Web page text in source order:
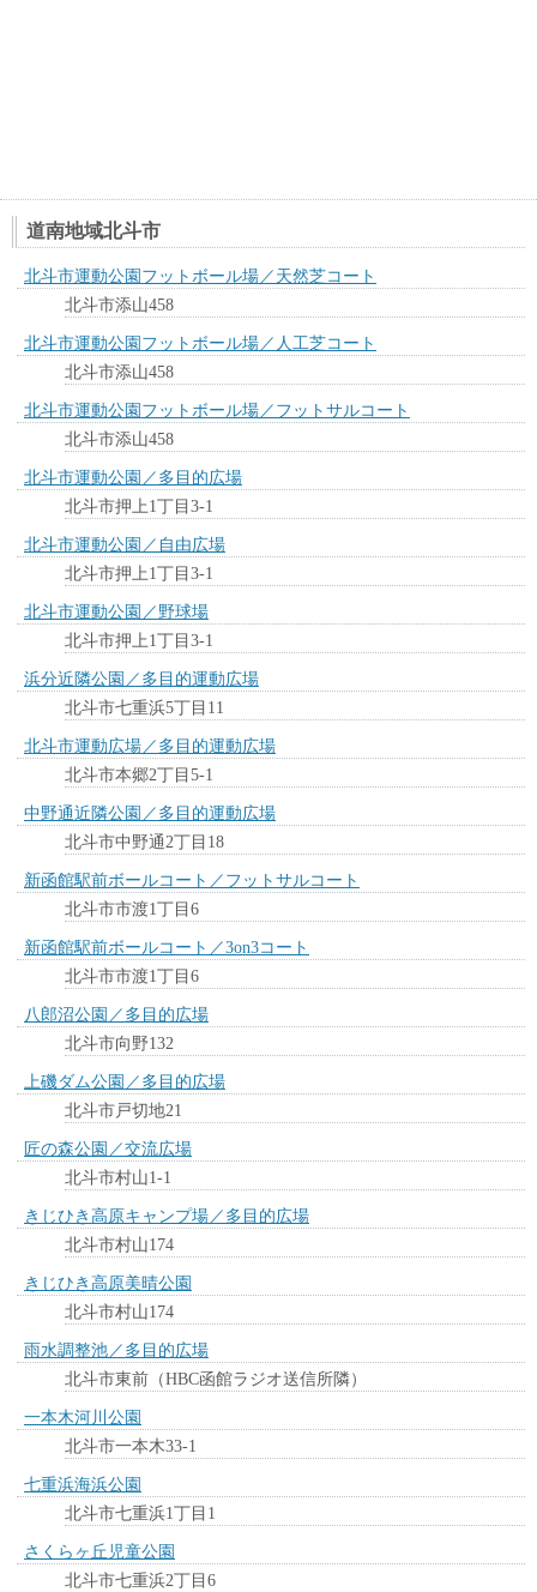
道南地域北斗市
北斗市運動公園フットボール場／天然芝コート
北斗市添山458
北斗市運動公園フットボール場／人工芝コート
北斗市添山458
北斗市運動公園フットボール場／フットサルコート
北斗市添山458
北斗市運動公園／多目的広場
北斗市押上1丁目3-1
北斗市運動公園／自由広場
北斗市押上1丁目3-1
北斗市運動公園／野球場
北斗市押上1丁目3-1
浜分近隣公園／多目的運動広場
北斗市七重浜5丁目11
北斗市運動広場／多目的運動広場
北斗市本郷2丁目5-1
中野通近隣公園／多目的運動広場
北斗市中野通2丁目18
新函館駅前ボールコート／フットサルコート
北斗市市渡1丁目6
新函館駅前ボールコート／3on3コート
北斗市市渡1丁目6
八郎沼公園／多目的広場
北斗市向野132
上磯ダム公園／多目的広場
北斗市戸切地21
匠の森公園／交流広場
北斗市村山1-1
きじひき高原キャンプ場／多目的広場
北斗市村山174
きじひき高原美晴公園
北斗市村山174
雨水調整池／多目的広場
北斗市東前（HBC函館ラジオ送信所隣）
一本木河川公園
北斗市一本木33-1
七重浜海浜公園
北斗市七重浜1丁目1
さくらヶ丘児童公園
北斗市七重浜2丁目6